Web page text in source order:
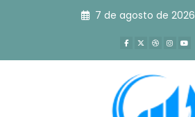
7 de agosto de 2026